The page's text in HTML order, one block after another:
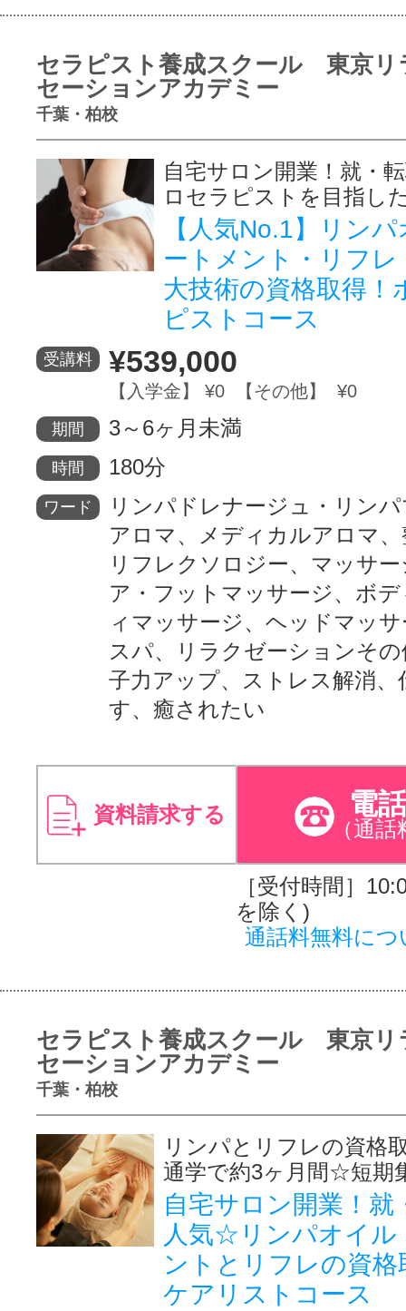
セラピスト養成スクール 東京リ
セーションアカデミー
千葉・柏校
自宅サロン開業！就・
ロセラピストを目指し
【人気No.1】リン
ートメント・リフレ
大技術の資格取得！
ピストコース
受講料 ¥539,000
【入学金】 ¥0 【その他】 ¥0
期間 3～6ヶ月未満
時間 180分
ワード
リンパドレナージュ・リン
アロマ、メディカルアロマ
リフレクソロジー、マッサ
ア・フットマッサージ、ボ
ィマッサージ、ヘッドマッ
スパ、リラクゼーションそ
子力アップ、ストレス解消、
す、癒されたい
資料請求する 電
（通話
［受付時間］
を除く)
通話料無料につ
セラピスト養成スクール 東京リ
セーションアカデミー
千葉・柏校
リンパとリフレの資格
通学で約3ヶ月間☆短期
自宅サロン開業！就
人気☆リンパオイル
ントとリフレの資
ケアリストコース